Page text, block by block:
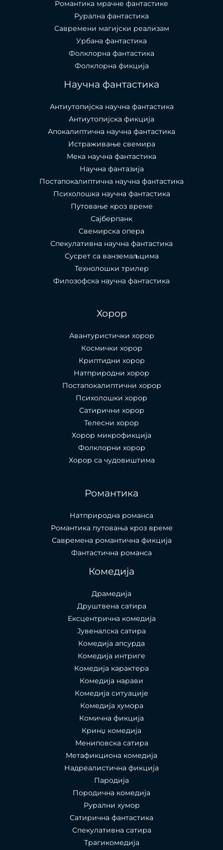
Романтика мрачне фантастике
Рурална фантастика
Савремени магијски реализам
Урбана фантастика
Фолклорна фантастика
Фолклорна фикција
Научна фантастика
Антиутопијска научна фантастика
Антиутопијска фикција
Апокалиптична научна фантастика
Истраживање свемира
Мека научна фантастика
Научна фантазија
Постапокалиптична научна фантастика
Психолошка научна фантастика
Путовање кроз време
Сајберпанк
Свемирска опера
Спекулативна научна фантастика
Сусрет са ванземаљцима
Технолошки трилер
Филозофска научна фантастика
Хорор
Авантуристички хорор
Космички хорор
Криптидни хорор
Натприродни хорор
Постапокалиптични хорор
Психолошки хорор
Сатирични хорор
Телесни хорор
Хорор микрофикција
Фолклорни хорор
Хорор са чудовиштима
Романтика
Натприродна романса
Романтика путовања кроз време
Савремена романтична фикција
Фантастична романса
Комедија
Драмедија
Друштвена сатира
Ексцентрична комедија
Јувеналска сатира
Комедија апсурда
Комедија интриге
Комедија карактера
Комедија нарави
Комедија ситуације
Комедија хумора
Комична фикција
Кринџ комедија
Мениповска сатира
Метафикциона комедија
Надреалистична фикција
Пародија
Породична комедија
Рурални хумор
Сатирична фантастика
Спекулативна сатира
Трагикомедија